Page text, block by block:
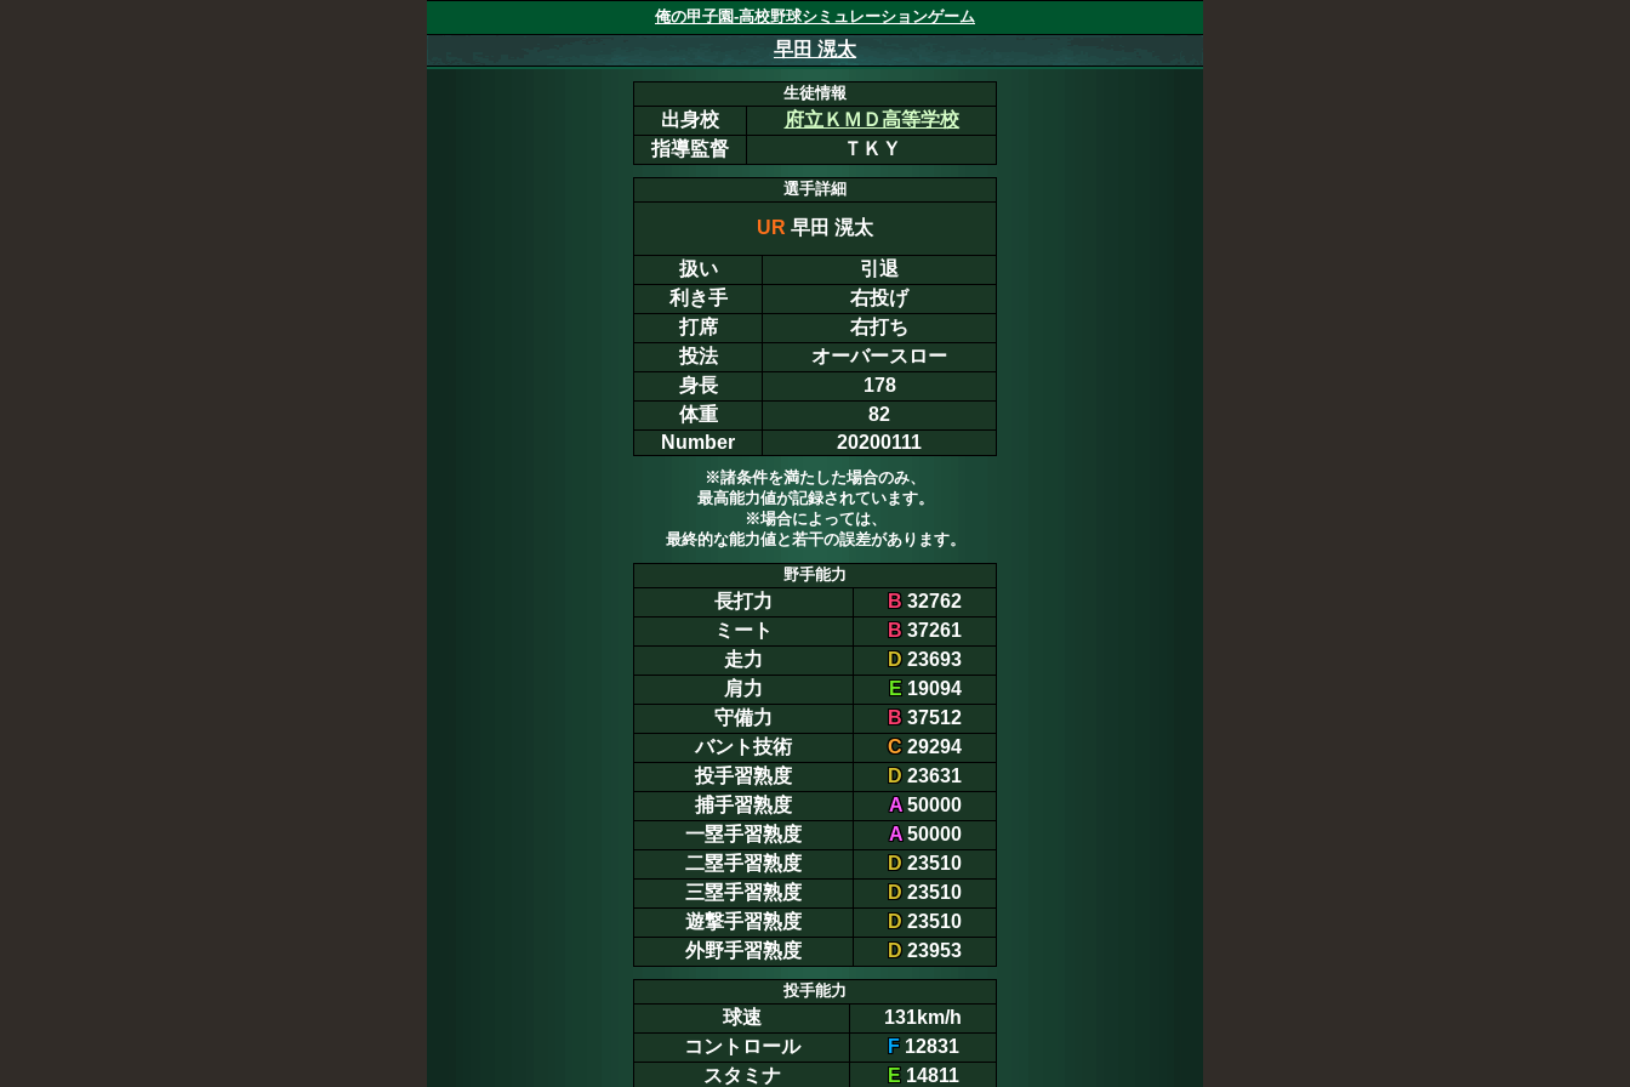
俺の甲子園-高校野球シミュレーションゲーム
早田 滉太
生徒情報
出身校
府立ＫＭＤ高等学校
指導監督
ＴＫＹ
選手詳細
UR 早田 滉太
扱い
引退
利き手
右投げ
打席
右打ち
投法
オーバースロー
身長
178
体重
82
Number
20200111
※諸条件を満たした場合のみ、
最高能力値が記録されています。
※場合によっては、
最終的な能力値と若干の誤差があります。
野手能力
長打力 B 32762
ミート
B 37261
走力
D 23693
肩力
E19094
守備力
B 37512
バント技術
C 29294
投手習熟度
D 23631
捕手習熟度
A50000
一塁手習熟度
A50000
二塁手習熟度
D 23510
三塁手習熟度
D 23510
遊撃手習熟度
D 23510
外野手習熟度
D 23953
投手能力
球速
131km/h
コントロール
F12831
スタミナ
E14811